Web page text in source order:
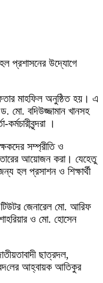
প্রশাসনের উদ্যোগে
মাহফিল অনুষ্ঠিত হয়। এ
মো. বদিউজ্জামান খানসহ
।
সম্প্রীতি ও
আয়োজন করা। যেহেতু
হল প্রসাশন ও শিক্ষার্থী
জেনারেল মো. আরিফ
ও মো. হোসেন
ছাত্রদল,
আহ্বায়ক আ‌তিকুর